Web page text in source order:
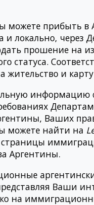
можете прибыть в
и локально, через
прошение на
статуса.
жительство и
информацию
Ваших
можете найти на
Аргентины.
Ваши
на